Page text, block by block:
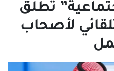
تطلق
لأصحاب